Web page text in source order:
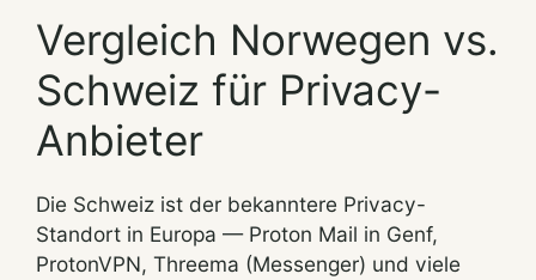
Vergleich Norwegen vs.
Schweiz für Privacy-
Anbieter
Die Schweiz ist der bekanntere Privacy-
Standort in Europa — Proton Mail in Genf,
ProtonVPN, Threema (Messenger) und viele